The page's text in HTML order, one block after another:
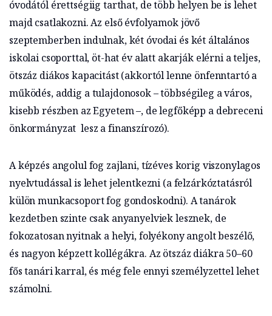
óvodától érettségiig tarthat, de több helyen be is lehet
majd csatlakozni. Az első évfolyamok jövő
szeptemberben indulnak, két óvodai és két általános
iskolai csoporttal, öt-hat év alatt akarják elérni a teljes,
ötszáz diákos kapacitást (akkortól lenne önfenntartó a
működés, addig a tulajdonosok – többségileg a város,
kisebb részben az Egyetem –, de legfőképp a debreceni
önkormányzat lesz a finanszírozó).
A képzés angolul fog zajlani, tízéves korig viszonylagos
nyelvtudással is lehet jelentkezni (a felzárkóztatásról
külön munkacsoport fog gondoskodni). A tanárok
kezdetben szinte csak anyanyelviek lesznek, de
fokozatosan nyitnak a helyi, folyékony angolt beszélő,
és nagyon képzett kollégákra. Az ötszáz diákra 50–60
fős tanári karral, és még fele ennyi személyzettel lehet
számolni.